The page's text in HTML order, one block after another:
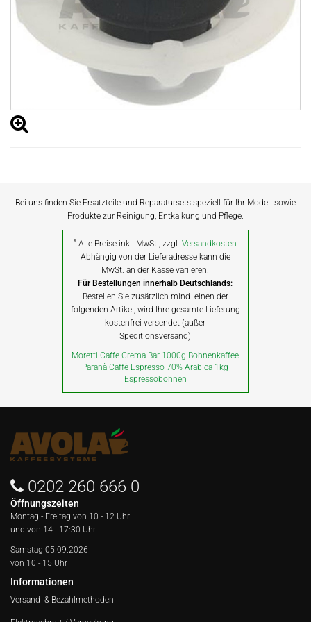
Bei uns finden Sie Ersatzteile und Reparatursets speziell für Ihr Modell sowie
Produkte zur Reinigung, Entkalkung und Pflege.
* Alle Preise inkl. MwSt., zzgl.Versandkosten
Abhängig von der Lieferadresse kann die
MwSt. an der Kasse variieren.
Für Bestellungen innerhalb Deutschlands:
Bestellen Sie zusätzlich mind. einen der
folgenden Artikel, wird Ihre gesamte Lieferung
kostenfrei versendet (außer
Speditionsversand)
Moretti Caffe Crema Bar 1000g Bohnenkaffee
Paranà Caffè Espresso 70% Arabica 1kg
Espressobohnen
0202 260 666 0
Öffnungszeiten
Montag - Freitag von 10 - 12 Uhr
und von 14 - 17:30 Uhr
Samstag 05.09.2026
von 10 - 15 Uhr
Informationen
Versand- & Bezahlmethoden